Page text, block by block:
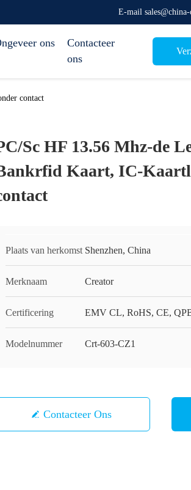
E-mail
ons
Contacteer
ons
contact
Sc HF 13.56 Mhz-de
Kaart, IC-
Plaats van herkomst Shenzhen, China
Merknaam Creator
Certificering EMV CL, RoHS, CE,
Modelnummer Crt-603-CZ1
Contacteer Ons